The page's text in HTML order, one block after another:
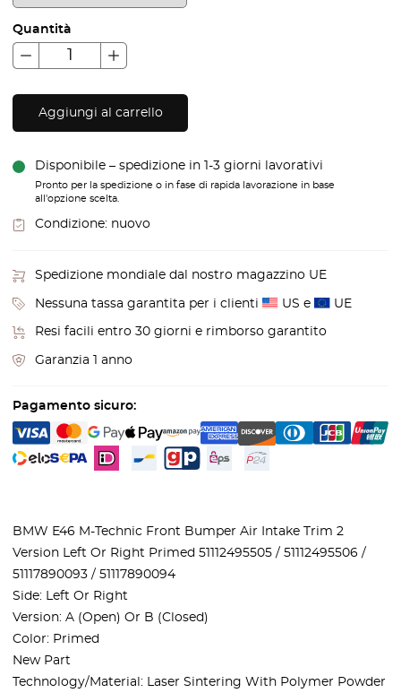
Quantità
Aggiungi al carrello
Disponibile – spedizione in 1-3 giorni lavorativi
Pronto per la spedizione o in fase di rapida lavorazione in base
all'opzione scelta.
Condizione: nuovo
Spedizione mondiale dal nostro magazzino UE
Nessuna tassa garantita per i clienti US e UE
Resi facili entro 30 giorni e rimborso garantito
Garanzia 1 anno
Pagamento sicuro:
BMW E46 M-Technic Front Bumper Air Intake Trim 2
Version Left Or Right Primed 51112495505 / 51112495506 /
51117890093 / 51117890094
Side: Left Or Right
Version: A (Open) Or B (Closed)
Color: Primed
New Part
Technology/Material: Laser Sintering With Polymer Powder